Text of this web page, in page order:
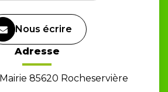
Nous écrire
Adresse
85620 Rocheservière